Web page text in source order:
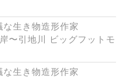
生き物造形作家
〜引地川 ビッグフットモ
生き物造形作家